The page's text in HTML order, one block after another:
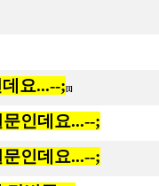
요...--; [1]
인데요...--;
인데요...--;